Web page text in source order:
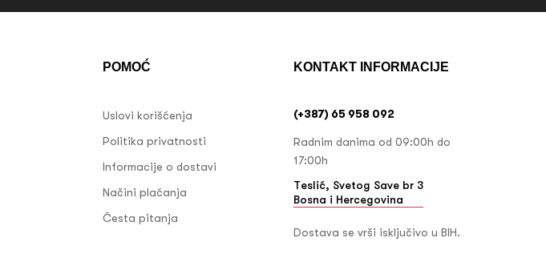
POMOĆ
Uslovi korišćenja
Politika privatnosti
Informacije o dostavi
Načini plaćanja
Česta pitanja
KONTAKT INFORMACIJE
(+387) 65 958 092
Radnim danima od 09:00h do
17:00h
Teslić, Svetog Save br 3
Bosna i Hercegovina
Dostava se vrši isključivo u BIH.